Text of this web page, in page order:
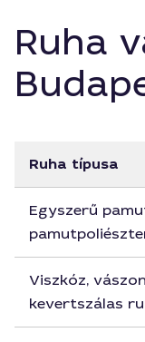
Ruha
Ruha típusa
Egyszerű
Viszkóz,
kevertszálas